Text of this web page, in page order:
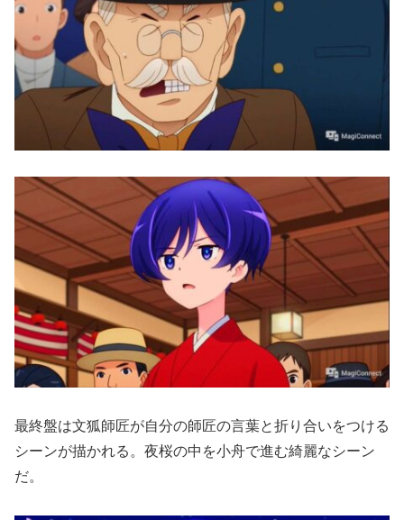
最終盤は文狐師匠が自分の師匠の言葉と折り合いをつける
シーンが描かれる。夜桜の中を小舟で進む綺麗なシーン
だ。